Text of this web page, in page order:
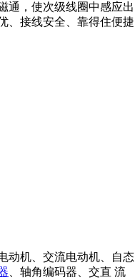
通，使次级线圈中感应出
、接线安全、靠得住便捷
动机、交流电动机、自态
、轴角编码器、交直 流